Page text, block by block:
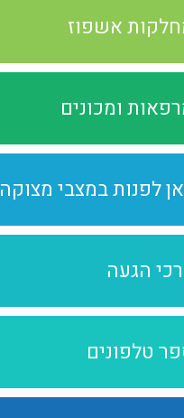
אשפוז
ומכונים
לפנות במצבי מצוקה
הגעה
טלפונים